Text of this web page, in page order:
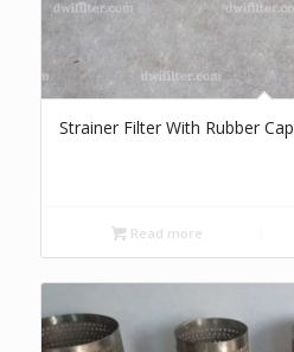
Strainer Filter With Rubber Cap
Read more